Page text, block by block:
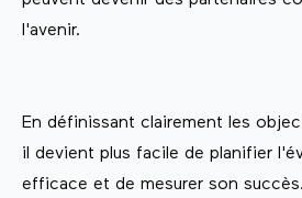
l'avenir.
En définissant clairement les
il devient plus facile de planifier
efficace et de mesurer son